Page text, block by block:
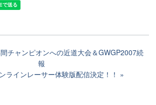
チャンピオンへの近道大会＆GWGP2007続
報
ラインレーサー体験版配信決定！！